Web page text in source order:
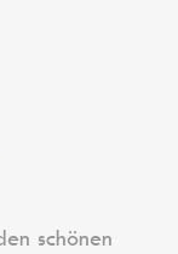
schönen